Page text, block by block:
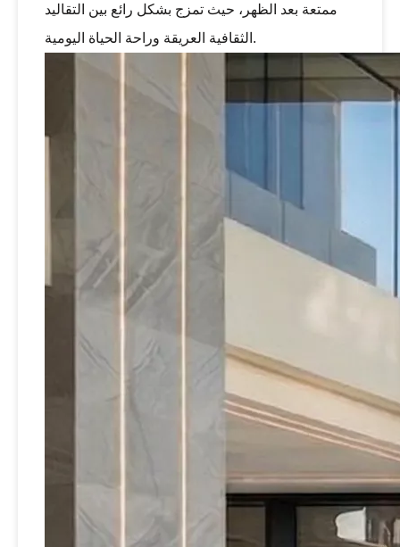
ممتعة بعد الظهر، حيث تمزج بشكل رائع بين التقاليد
الثقافية العريقة وراحة الحياة اليومية.